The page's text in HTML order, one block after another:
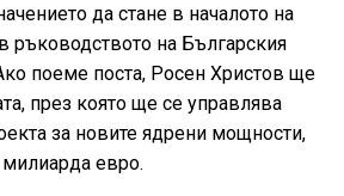
да стане в началото на
на Българския
поеме поста, Росен Христов ще
през която ще се управлява
за новите ядрени мощности,
евро.